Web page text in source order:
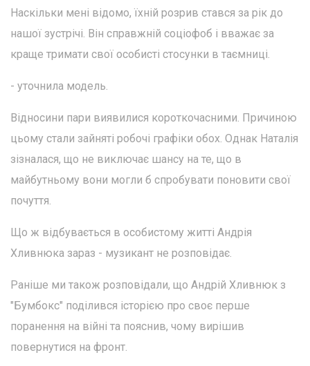
Наскільки мені відомо, їхній розрив стався за рік до
нашої зустрічі. Він справжній соціофоб і вважає за
краще тримати свої особисті стосунки в таємниці.
- уточнила модель.
Відносини пари виявилися короткочасними. Причиною
цьому стали зайняті робочі графіки обох. Однак Наталія
зізналася, що не виключає шансу на те, що в
майбутньому вони могли б спробувати поновити свої
почуття.
Що ж відбувається в особистому житті Андрія
Хливнюка зараз - музикант не розповідає.
Раніше ми також розповідали, що Андрій Хливнюк з
"Бумбокс" поділився історією про своє перше
поранення на війні та пояснив, чому вирішив
повернутися на фронт.